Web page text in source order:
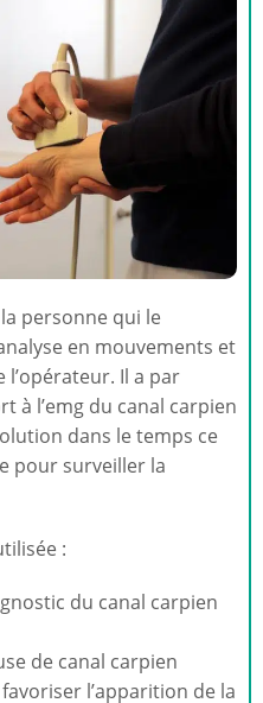
personne qui le
en mouvements et
Il a par
à l’emg du canal carpien
dans le temps ce
pour surveiller la
:
du canal carpien
de canal carpien
l’apparition de la